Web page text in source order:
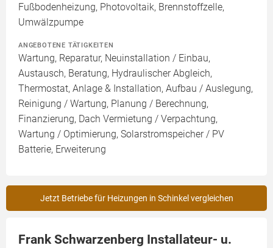
Fußbodenheizung, Photovoltaik, Brennstoffzelle,
Umwälzpumpe
ANGEBOTENE TÄTIGKEITEN
Wartung, Reparatur, Neuinstallation / Einbau,
Austausch, Beratung, Hydraulischer Abgleich,
Thermostat, Anlage & Installation, Aufbau / Auslegung,
Reinigung / Wartung, Planung / Berechnung,
Finanzierung, Dach Vermietung / Verpachtung,
Wartung / Optimierung, Solarstromspeicher / PV
Batterie, Erweiterung
Jetzt Betriebe für Heizungen in Schinkel vergleichen
Frank Schwarzenberg Installateur- u.